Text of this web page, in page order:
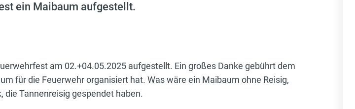
ein Maibaum aufgestellt.
am 02.+04.05.2025 aufgestellt. Ein großes Danke gebührt dem
für die Feuerwehr organisiert hat. Was wäre ein Maibaum ohne Reisig,
die Tannenreisig gespendet haben.